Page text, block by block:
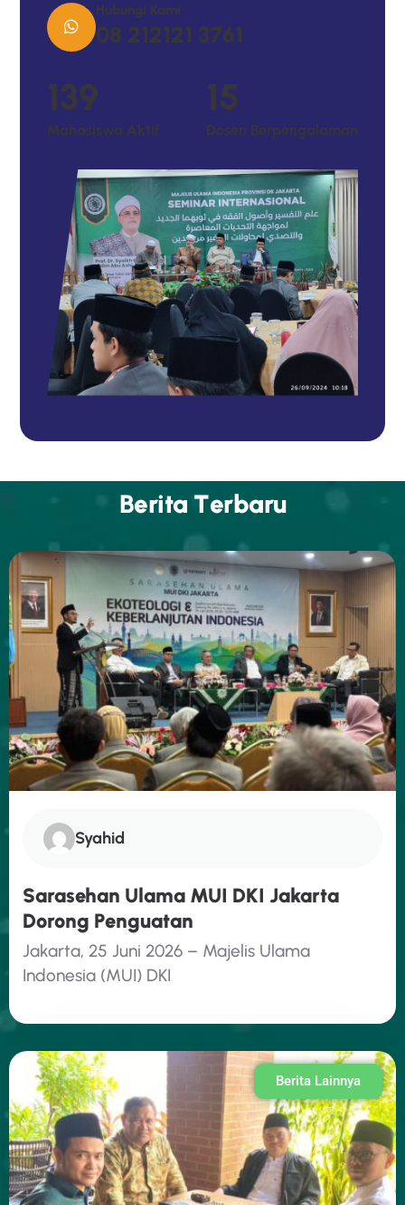
Hubungi Kami
08 212121 3761
185
Mahasiswa Aktif
20
Dosen Berpengalaman
Berita Terbaru
Syahid
Sarasehan Ulama MUI DKI Jakarta
Dorong Penguatan
Jakarta, 25 Juni 2026 – Majelis Ulama
Indonesia (MUI) DKI
Berita Lainnya